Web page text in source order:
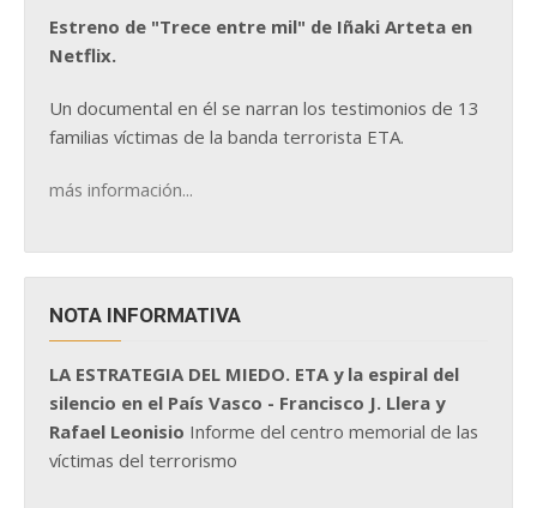
Estreno de "Trece entre mil" de Iñaki Arteta en
Netflix.
Un documental en él se narran los testimonios de 13
familias víctimas de la banda terrorista ETA.
más información...
NOTA INFORMATIVA
LA ESTRATEGIA DEL MIEDO. ETA y la espiral del
silencio en el País Vasco - Francisco J. Llera y
Rafael Leonisio Informe del centro memorial de las
víctimas del terrorismo